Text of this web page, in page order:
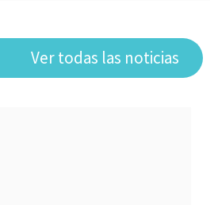
Ver todas las noticias